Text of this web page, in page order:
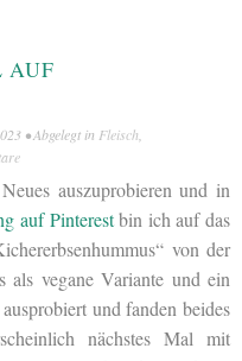
AUF
• Abgelegt in Fleisch
auszuprobieren und in
auf Pinterestbin ich auf das
von der
als vegane Variante und ein
und fanden beides
nächstes Mal mit